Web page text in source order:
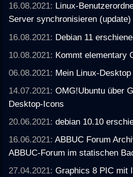
16.08.2021: Linux-
Server synchronisieren (update)
16.08.2021: Debian 11
10.08.2021: Kommt elementary
06.08.2021: Mein Linux-Desktop
14.07.2021:OMG!Ubuntu über
Desktop-Icons
20.06.2021:debian 10.10
16.06.2021:ABBUC Forum
ABBUC-Forum im statischen
27.04.2021:Graphics 8 PIC mit